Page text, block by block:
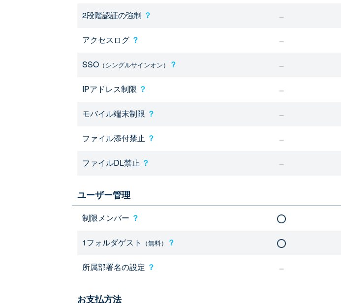
2段階認証の強制 ？
アクセスログ ？
SSO （シングルサインオン） ？
IPアドレス制限 ？
モバイル端末制限 ？
ファイル添付禁止 ？
ファイルDL禁止 ？
ユーザー管理
制限メンバー ？
1フォルダゲスト （無料） ？
所属部署名の設定 ？
お支払方法